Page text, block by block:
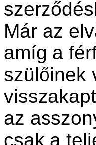
Már az
amíg a
szülőinek
az
csak a